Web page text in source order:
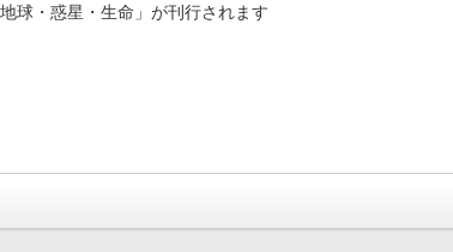
球・惑星・生命」が刊行されます